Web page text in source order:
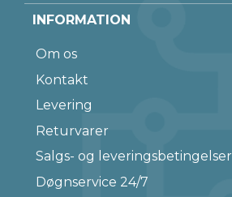
INFORMATION
Om os
Kontakt
Levering
Returvarer
Salgs- og leveringsbetingelser
Døgnservice 24/7